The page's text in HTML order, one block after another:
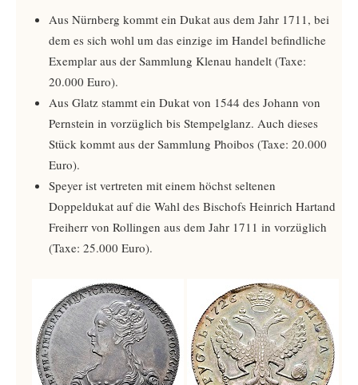
Aus Nürnberg kommt ein Dukat aus dem Jahr 1711, bei
dem es sich wohl um das einzige im Handel befindliche
Exemplar aus der Sammlung Klenau handelt (Taxe:
20.000 Euro).
Aus Glatz stammt ein Dukat von 1544 des Johann von
Pernstein in vorzüglich bis Stempelglanz. Auch dieses
Stück kommt aus der Sammlung Phoibos (Taxe: 20.000
Euro).
Speyer ist vertreten mit einem höchst seltenen
Doppeldukat auf die Wahl des Bischofs Heinrich Hartand
Freiherr von Rollingen aus dem Jahr 1711 in vorzüglich
(Taxe: 25.000 Euro).